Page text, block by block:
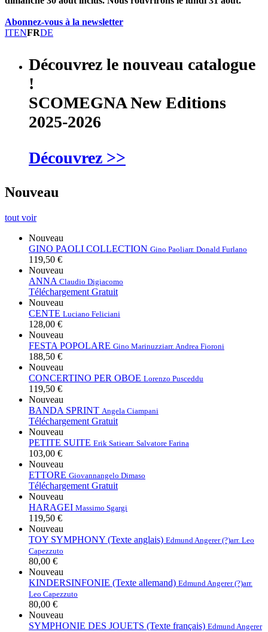
Abonnez-vous à la newsletter
ITENFRDE
Découvrez le nouveau catalogue
!
SCOMEGNA New Editions
2025-2026
Découvrez >>
Nouveau
tout voir
Nouveau
GINO PAOLI COLLECTION Gino Paoliarr. Donald Furlano
119,50 €
Nouveau
ANNA Claudio Digiacomo
Téléchargement Gratuit
Nouveau
CENTE Luciano Feliciani
128,00 €
Nouveau
FESTA POPOLARE Gino Marinuzziarr. Andrea Fioroni
188,50 €
Nouveau
CONCERTINO PER OBOE Lorenzo Pusceddu
119,50 €
Nouveau
BANDA SPRINT Angela Ciampani
Téléchargement Gratuit
Nouveau
PETITE SUITE Erik Satiearr. Salvatore Farina
103,00 €
Nouveau
ETTORE Giovannangelo Dimaso
Téléchargement Gratuit
Nouveau
HARAGEI Massimo Sgargi
119,50 €
Nouveau
TOY SYMPHONY (Texte anglais) Edmund Angerer (?)arr. Leo
Capezzuto
80,00 €
Nouveau
KINDERSINFONIE (Texte allemand) Edmund Angerer (?)arr.
Leo Capezzuto
80,00 €
Nouveau
SYMPHONIE DES JOUETS (Texte français) Edmund Angerer